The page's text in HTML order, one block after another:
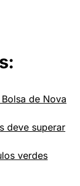
de Nova
deve superar
verdes